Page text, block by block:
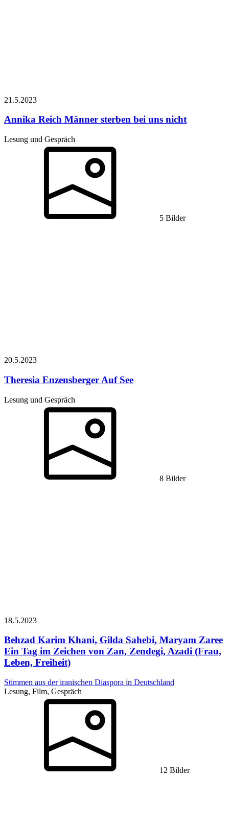
21.5.2023
Annika Reich Männer sterben bei uns nicht
Lesung und Gespräch
5 Bilder
20.5.2023
Theresia Enzensberger Auf See
Lesung und Gespräch
8 Bilder
18.5.2023
Behzad Karim Khani, Gilda Sahebi, Maryam Zaree
Ein Tag im Zeichen von Zan, Zendegi, Azadi (Frau,
Leben, Freiheit)
Stimmen aus der iranischen Diaspora in Deutschland
Lesung, Film, Gespräch
12 Bilder